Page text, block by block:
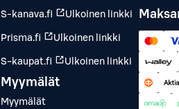
S-kanava.fi Ulkoinen linkki
Prisma.fi Ulkoinen linkki
S-kaupat.fi Ulkoinen linkki
Myymälät
Myymälät